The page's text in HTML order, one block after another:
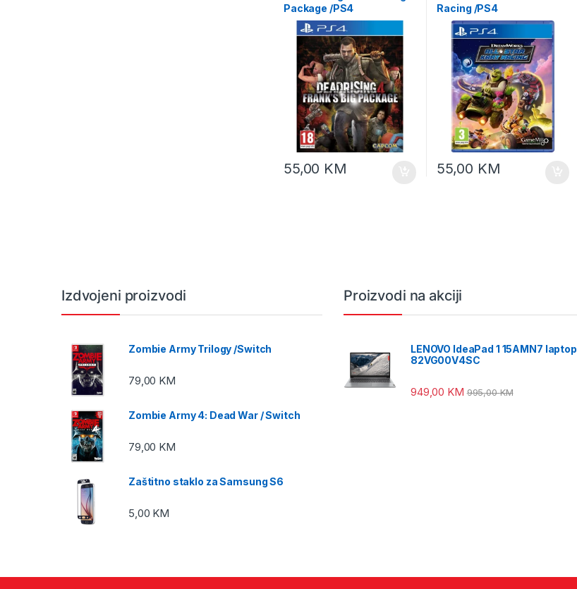
Package /PS4
55,00 KM
Racing /PS4
55,00 KM
Izdvojeni proizvodi
Zombie Army Trilogy /Switch
79,00 KM
Zombie Army 4: Dead War / Switch
79,00 KM
Zaštitno staklo za Samsung S6
5,00 KM
Proizvodi na akciji
LENOVO IdeaPad 1 15AMN7 laptop
82VG00V4SC
949,00 KM 995,00KM